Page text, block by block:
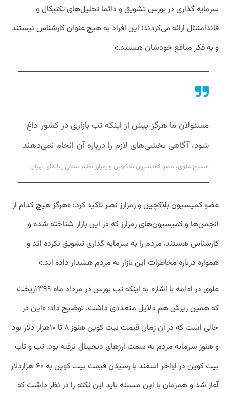
سرمایه گذاری در بورس تشویق و دائما تحلیل‌های تکنیکال و
فاندامنتال ارائه می‌کردند؛ این افراد به هیچ عنوان کارشناس نیستند
و به فکر منافع خودشان هستند.»
مسئولان ما هرگز پیش از اینکه تب بازاری در کشور داغ
شود، آگاهی بخشی‌های لازم را درباره آن انجام نمی‌دهند
مسیح علوی، عضو کمیسیون بلاکچین و رمزارز نظام صنفی رایانه‌ای تهران
عضو کمیسیون بلاکچین و رمزارز نصر تاکید کرد: «هرگز هیچ کدام از
انجمن‌ها و کمیسیون‌های رمزارز که در این بازار شناخته شده و
کارشناس هستند، مردم را به سرمایه گذاری تشویق نکرده اند و
همواره درباره مخاطرات این بازار به مردم هشدار داده اند.»
علوی در ادامه با اشاره به اینکه تب بورس در مرداد ماه ۱۳۹۹ریخت
که همین ریزش هم دلایل متعددی داشت، توضیح داد: «این در
حالی است که در آن زمان قیمت بیت کوین هنوز ۸ تا ۱۰هزار دلار بود
و هنوز سرمایه مردم به سمت ارزهای دیجیتال نرفته بود. تب و تاب
بیت کوین در اواخر اسفند با رسیدن قیمت بیت کوین به ۶۰ هزاردلار
آغاز شد و همزمان با این مسئله باید این نکته را در نظر داشت که